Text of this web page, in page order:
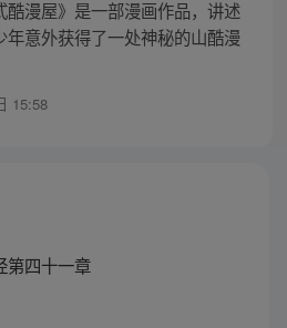
酷漫屋》是一部漫画作品，讲述
意外获得了一处神秘的山酷漫
15:58
第四十一章